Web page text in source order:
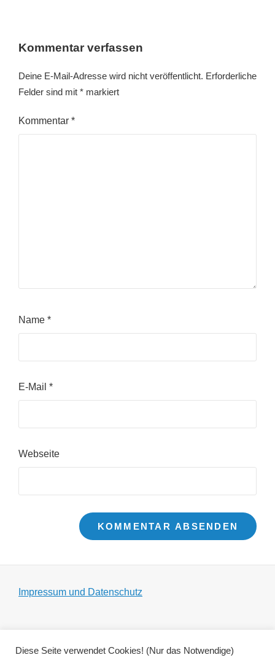
Kommentar verfassen
Deine E-Mail-Adresse wird nicht veröffentlicht. Erforderliche
Felder sind mit * markiert
Kommentar *
Name *
E-Mail *
Webseite
Impressum und Datenschutz
Copyright © 2026Zeltgespenst |Adonis byCatch
Diese Seite verwendet Cookies! (Nur das Notwendige)